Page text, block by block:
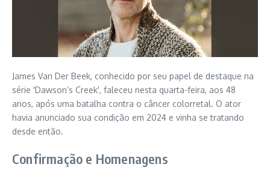
James Van Der Beek, conhecido por seu papel de destaque na
série 'Dawson’s Creek', faleceu nesta quarta-feira, aos 48
anos, após uma batalha contra o câncer colorretal. O ator
havia anunciado sua condição em 2024 e vinha se tratando
desde então.
Confirmação e Homenagens